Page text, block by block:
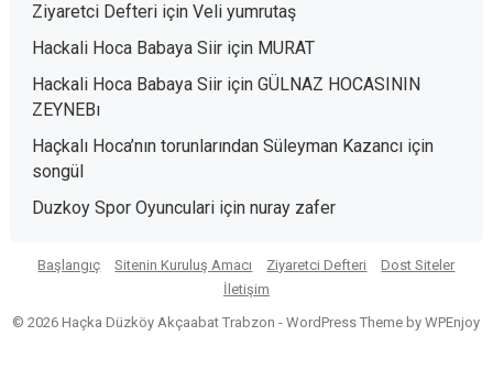
Ziyaretci Defteriiçin Veli yumrutaş
Hackali Hoca Babaya Siiriçin MURAT
Hackali Hoca Babaya Siiriçin GÜLNAZ HOCASININ
ZEYNEBı
Haçkalı Hoca’nın torunlarından Süleyman Kazancıiçin
songül
Duzkoy Spor Oyunculariiçin nuray zafer
Başlangıç Sitenin Kuruluş Amacı Ziyaretci Defteri
Dost Siteler
İletişim
© 2026 Haçka Düzköy Akçaabat Trabzon -WordPress Theme byWPEnjoy